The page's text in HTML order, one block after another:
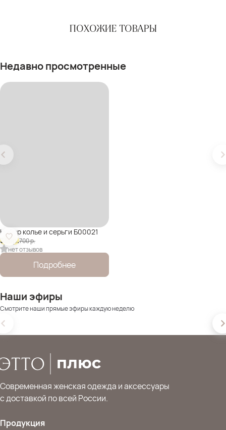
ПОХОЖИЕ ТОВАРЫ
Недавно просмотренные
Набор колье и серьги Б00021
350 р.700р.
нет отзывов
Подробнее
Наши эфиры
Смотрите наши прямые эфиры каждую неделю
Современная женская одежда и аксессуары
с доставкой по всей России.
Продукция